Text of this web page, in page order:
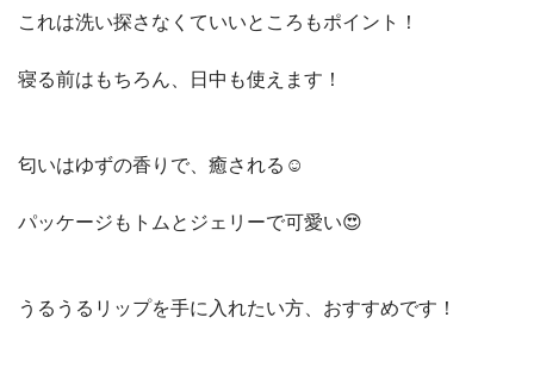
これは洗い探さなくていいところもポイント！
寝る前はもちろん、日中も使えます！
匂いはゆずの香りで、癒される☺️
パッケージもトムとジェリーで可愛い😍
うるうるリップを手に入れたい方、おすすめです！